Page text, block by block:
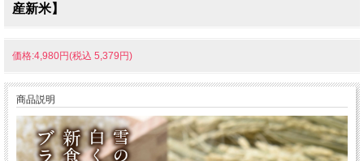
産新米】
価格:4,980円(税込 5,379円)
商品説明